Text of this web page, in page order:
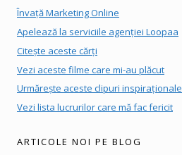
Învață Marketing Online
Apelează la serviciile agenției Loopaa
Citește aceste cărți
Vezi aceste filme care mi-au plăcut
Urmărește aceste clipuri inspiraționale
Vezi lista lucrurilor care mă fac fericit
ARTICOLE NOI PE BLOG